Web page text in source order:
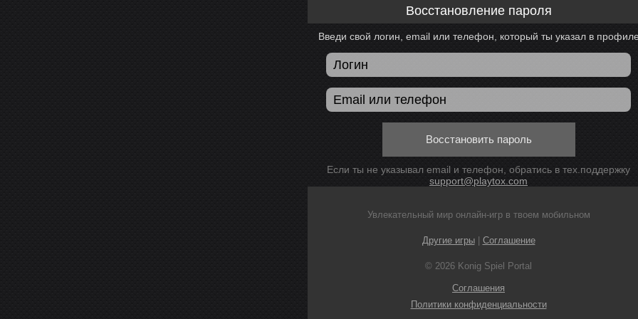
Восстановление пароля
Введи свой логин, email или телефон, который ты указал в
Восстановить пароль
Если ты не указывал email и телефон, обратись в тех.поддержку
support@playtox.com
Увлекательный мир онлайн-игр в твоем мобильном
Другие игры| Соглашение
© 2026 Konig Spiel Portal
Соглашения
Политики конфиденциальности